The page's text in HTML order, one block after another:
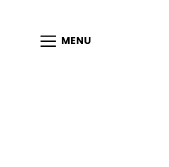
MENU